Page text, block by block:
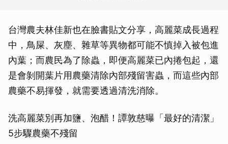
台灣農夫林佳新也在臉書貼文分享，高麗菜成長過程
中，鳥屎、灰塵、雜草等異物都可能不慎掉入被包進
內葉；而農民為了除蟲，即便高麗菜已內捲包起，還
是會剝開葉片用農藥清除內部殘留害蟲，而這些內部
農藥不易揮發，就需要透過清洗消除。
洗高麗菜別再加鹽、泡醋！譚敦慈曝「最好的清潔」
5步驟農藥不殘留